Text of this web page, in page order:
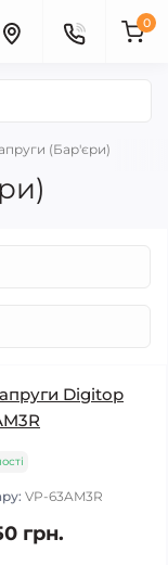
0
(Бар'єри)
Digitop
VP-63AM3R
грн.